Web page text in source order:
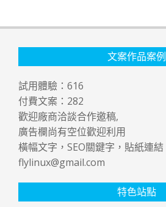
文案作品案例
試用體驗： 616
付費文案： 282
歡迎廠商洽談合作邀稿,
廣告欄尚有空位歡迎利用
橫幅文字，SEO關鍵字，貼紙連結
flylinux@gmail.com
特色站點